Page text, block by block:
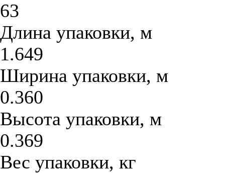
63
Длина упаковки, м
1.649
Ширина упаковки, м
0.360
Высота упаковки, м
0.369
Вес упаковки, кг